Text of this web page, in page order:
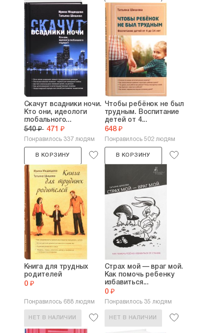
Скачут всадники ночи.
Кто они, идеологи
глобального...
540 ₽ 471 ₽
Понравилось 337 людям
В КОРЗИНУ
Чтобы ребёнок не был
трудным. Воспитание
детей от 4...
648 ₽
Понравилось 502 людям
В КОРЗИНУ
Книга для трудных
родителей
0 ₽
Понравилось 688 людям
НЕТ В НАЛИЧИИ
Страх мой — враг мой.
Как помочь ребенку
избавиться...
0 ₽
Понравилось 35 людям
НЕТ В НАЛИЧИИ